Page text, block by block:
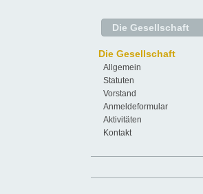
Die Gesellschaft
Die Gesellschaft
Allgemein
Statuten
Vorstand
Anmeldeformular
Aktivitäten
Kontakt